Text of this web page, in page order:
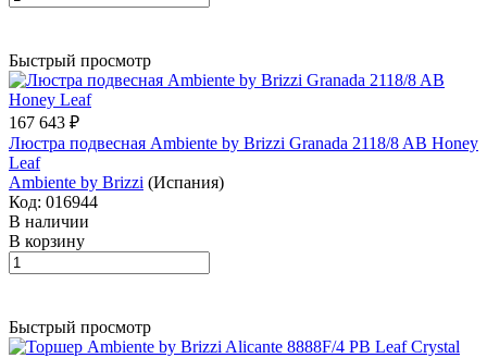
Быстрый просмотр
167 643 ₽
Люстра подвесная Ambiente by Brizzi Granada 2118/8 AB Honey
Leaf
Ambiente by Brizzi (Испания)
Код: 016944
В наличии
В корзину
Быстрый просмотр